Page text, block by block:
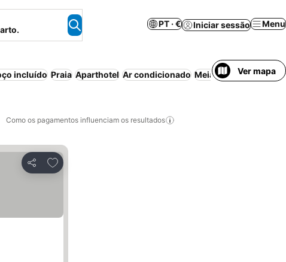
PT · € Iniciar sessão Menu
incluído Praia Aparthotel Ar condicionado Meia-pensãoVer mapa
Como os pagamentos influenciam os resultados
Partilhar
Adicionar aos favoritos